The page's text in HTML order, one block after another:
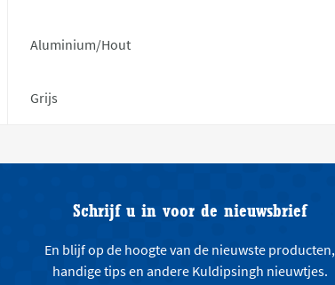
Aluminium/Hout
Grijs
Schrijf u in voor de nieuwsbrief
En blijf op de hoogte van de nieuwste producten,
handige tips en andere Kuldipsingh nieuwtjes.